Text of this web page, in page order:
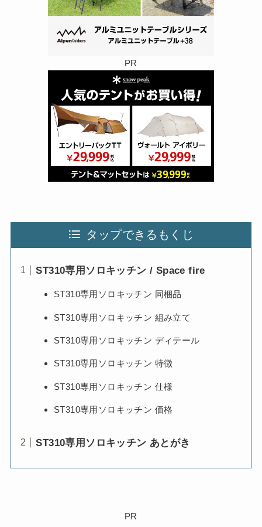
PR
タップできるもくじ
ST310専用ソロキッチン / Space fire
ST310専用ソロキッチン 同梱品
ST310専用ソロキッチン 組み立て
ST310専用ソロキッチン ディテール
ST310専用ソロキッチン 特徴
ST310専用ソロキッチン 仕様
ST310専用ソロキッチン 価格
ST310専用ソロキッチン あとがき
PR